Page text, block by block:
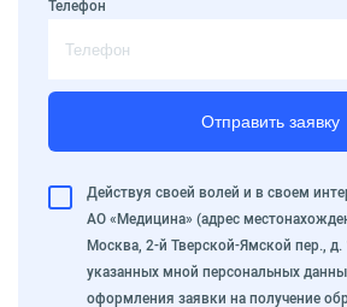
Телефон
Отправить заявку
Действуя своей волей и в своем
АО «Медицина» (адрес
Москва, 2-й Тверской-Ямской пер., д.
указанных мной персональных
оформления заявки на получение